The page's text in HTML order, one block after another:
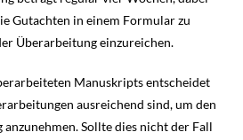
Gutachten in einem Formular zu
Überarbeitung einzureichen.
Manuskripts entscheidet
ausreichend sind, um den
Sollte dies nicht der Fall